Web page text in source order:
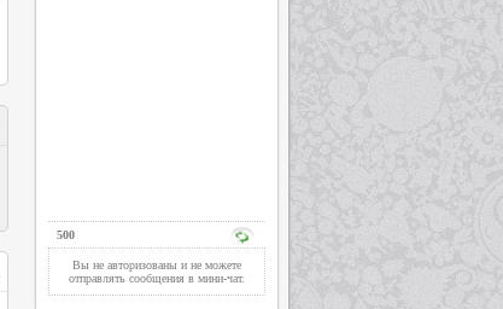
500
Вы не авторизованы и не можете
отправлять сообщения в мини-чат.